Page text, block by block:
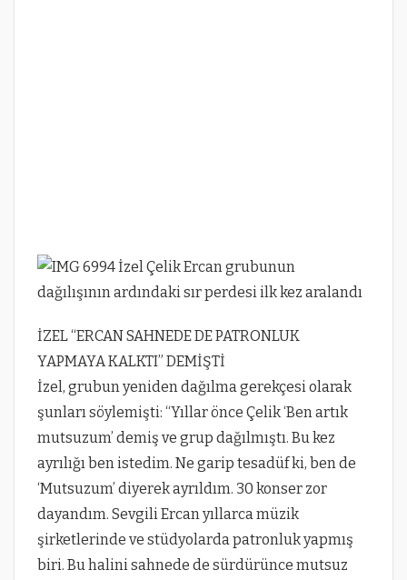
İZEL “ERCAN SAHNEDE DE PATRONLUK
YAPMAYA KALKTI” DEMİŞTİ
İzel, grubun yeniden dağılma gerekçesi olarak
şunları söylemişti: “Yıllar önce Çelik ‘Ben artık
mutsuzum’ demiş ve grup dağılmıştı. Bu kez
ayrılığı ben istedim. Ne garip tesadüf ki, ben de
‘Mutsuzum’ diyerek ayrıldım. 30 konser zor
dayandım. Sevgili Ercan yıllarca müzik
şirketlerinde ve stüdyolarda patronluk yapmış
biri. Bu halini sahnede de sürdürünce mutsuz